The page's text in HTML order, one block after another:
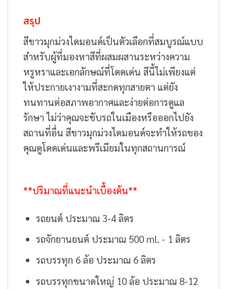
สรุป
สีขาวมุกม่วงไดมอนด์เป็นตัวเลือกที่สมบูรณ์แบบ
สำหรับผู้ที่มองหาสีที่ผสมผสานระหว่างความ
หรูหราและเอกลักษณ์ที่โดดเด่น สีนี้ไม่เพียงแต่
ให้ประกายเงางามที่สะกดทุกสายตา แต่ยัง
ทนทานต่อสภาพอากาศและง่ายต่อการดูแล
รักษา ไม่ว่าคุณจะขับรถในเมืองหรือออกไปยัง
สถานที่อื่น สีขาวมุกม่วงไดมอนด์จะทำให้รถของ
คุณดูโดดเด่นและพรีเมียมในทุกสถานการณ์
**ปริมาณที่แนะนำเบื้องต้น**
รถยนต์ ประมาณ 3-4 ลิตร
รถจักยานยนต์ ประมาณ 500 ml. - 1 ลิตร
รถบรรทุก 6 ล้อ ประมาณ 6 ลิตร
รถบรรทุกขนาดใหญ่ 10 ล้อ ประมาณ 8-12